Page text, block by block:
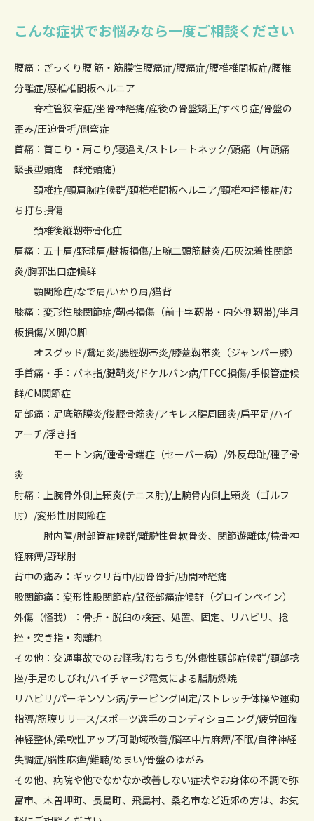
こんな症状でお悩みなら一度ご相談ください
腰痛：ぎっくり腰 筋・筋膜性腰痛症/腰痛症/腰椎椎間板症/腰椎
分離症/腰椎椎間板ヘルニア
脊柱管狭窄症/坐骨神経痛/産後の骨盤矯正/すべり症/骨盤の
歪み/圧迫骨折/側弯症
首痛：首こり・肩こり/寝違え/ストレートネック/頭痛（片頭痛
緊張型頭痛 群発頭痛）
頚椎症/頸肩腕症候群/頚椎椎間板ヘルニア/頸椎神経根症/む
ち打ち損傷
頚椎後縦靭帯骨化症
肩痛：五十肩/野球肩/腱板損傷/上腕二頭筋腱炎/石灰沈着性関節
炎/胸郭出口症候群
顎関節症/なで肩/いかり肩/猫背
膝痛：変形性膝関節症/靭帯損傷（前十字靭帯・内外側靭帯)/半月
板損傷/Ｘ脚/O脚
オスグッド/鵞足炎/腸脛靭帯炎/膝蓋靱帯炎（ジャンパー膝）
手首痛・手：バネ指/腱鞘炎/ドケルバン病/TFCC損傷/手根管症候
群/CM関節症
足部痛：足底筋膜炎/後脛骨筋炎/アキレス腱周囲炎/扁平足/ハイ
アーチ/浮き指
モートン病/踵骨骨端症（セーバー病）/外反母趾/種子骨
炎
肘痛：上腕骨外側上顆炎(テニス肘)/上腕骨内側上顆炎（ゴルフ
肘）/変形性肘関節症
肘内障/肘部管症候群/離脱性骨軟骨炎、関節遊離体/橈骨神
経麻痺/野球肘
背中の痛み：ギックリ背中/肋骨骨折/肋間神経痛
股関節痛：変形性股関節症/鼠径部痛症候群（グロインペイン）
外傷（怪我）：骨折・脱臼の検査、処置、固定、リハビリ、捻
挫・突き指・肉離れ
その他：交通事故でのお怪我/むちうち/外傷性頸部症候群/頸部捻
挫/手足のしびれ/ハイチャージ電気による脂肪燃焼
リハビリ/パーキンソン病/テーピング固定/ストレッチ体操や運動
指導/筋膜リリース/スポーツ選手のコンディショニング/疲労回復
神経整体/柔軟性アップ/可動域改善/脳卒中片麻痺/不眠/自律神経
失調症/脳性麻痺/難聴/めまい/骨盤のゆがみ
その他、病院や他でなかなか改善しない症状やお身体の不調で弥
富市、木曽岬町、長島町、飛島村、桑名市など近郊の方は、お気